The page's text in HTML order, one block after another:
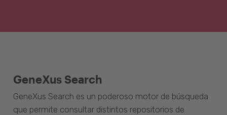
GeneXus Search
GeneXus Search es un poderoso motor de búsqueda
que permite consultar distintos repositorios de